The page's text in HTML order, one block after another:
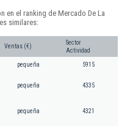
en el ranking de Mercado De La
similares:
Ventas (€)
Sector
Actividad
pequeña 5915
pequeña 4335
pequeña 4321